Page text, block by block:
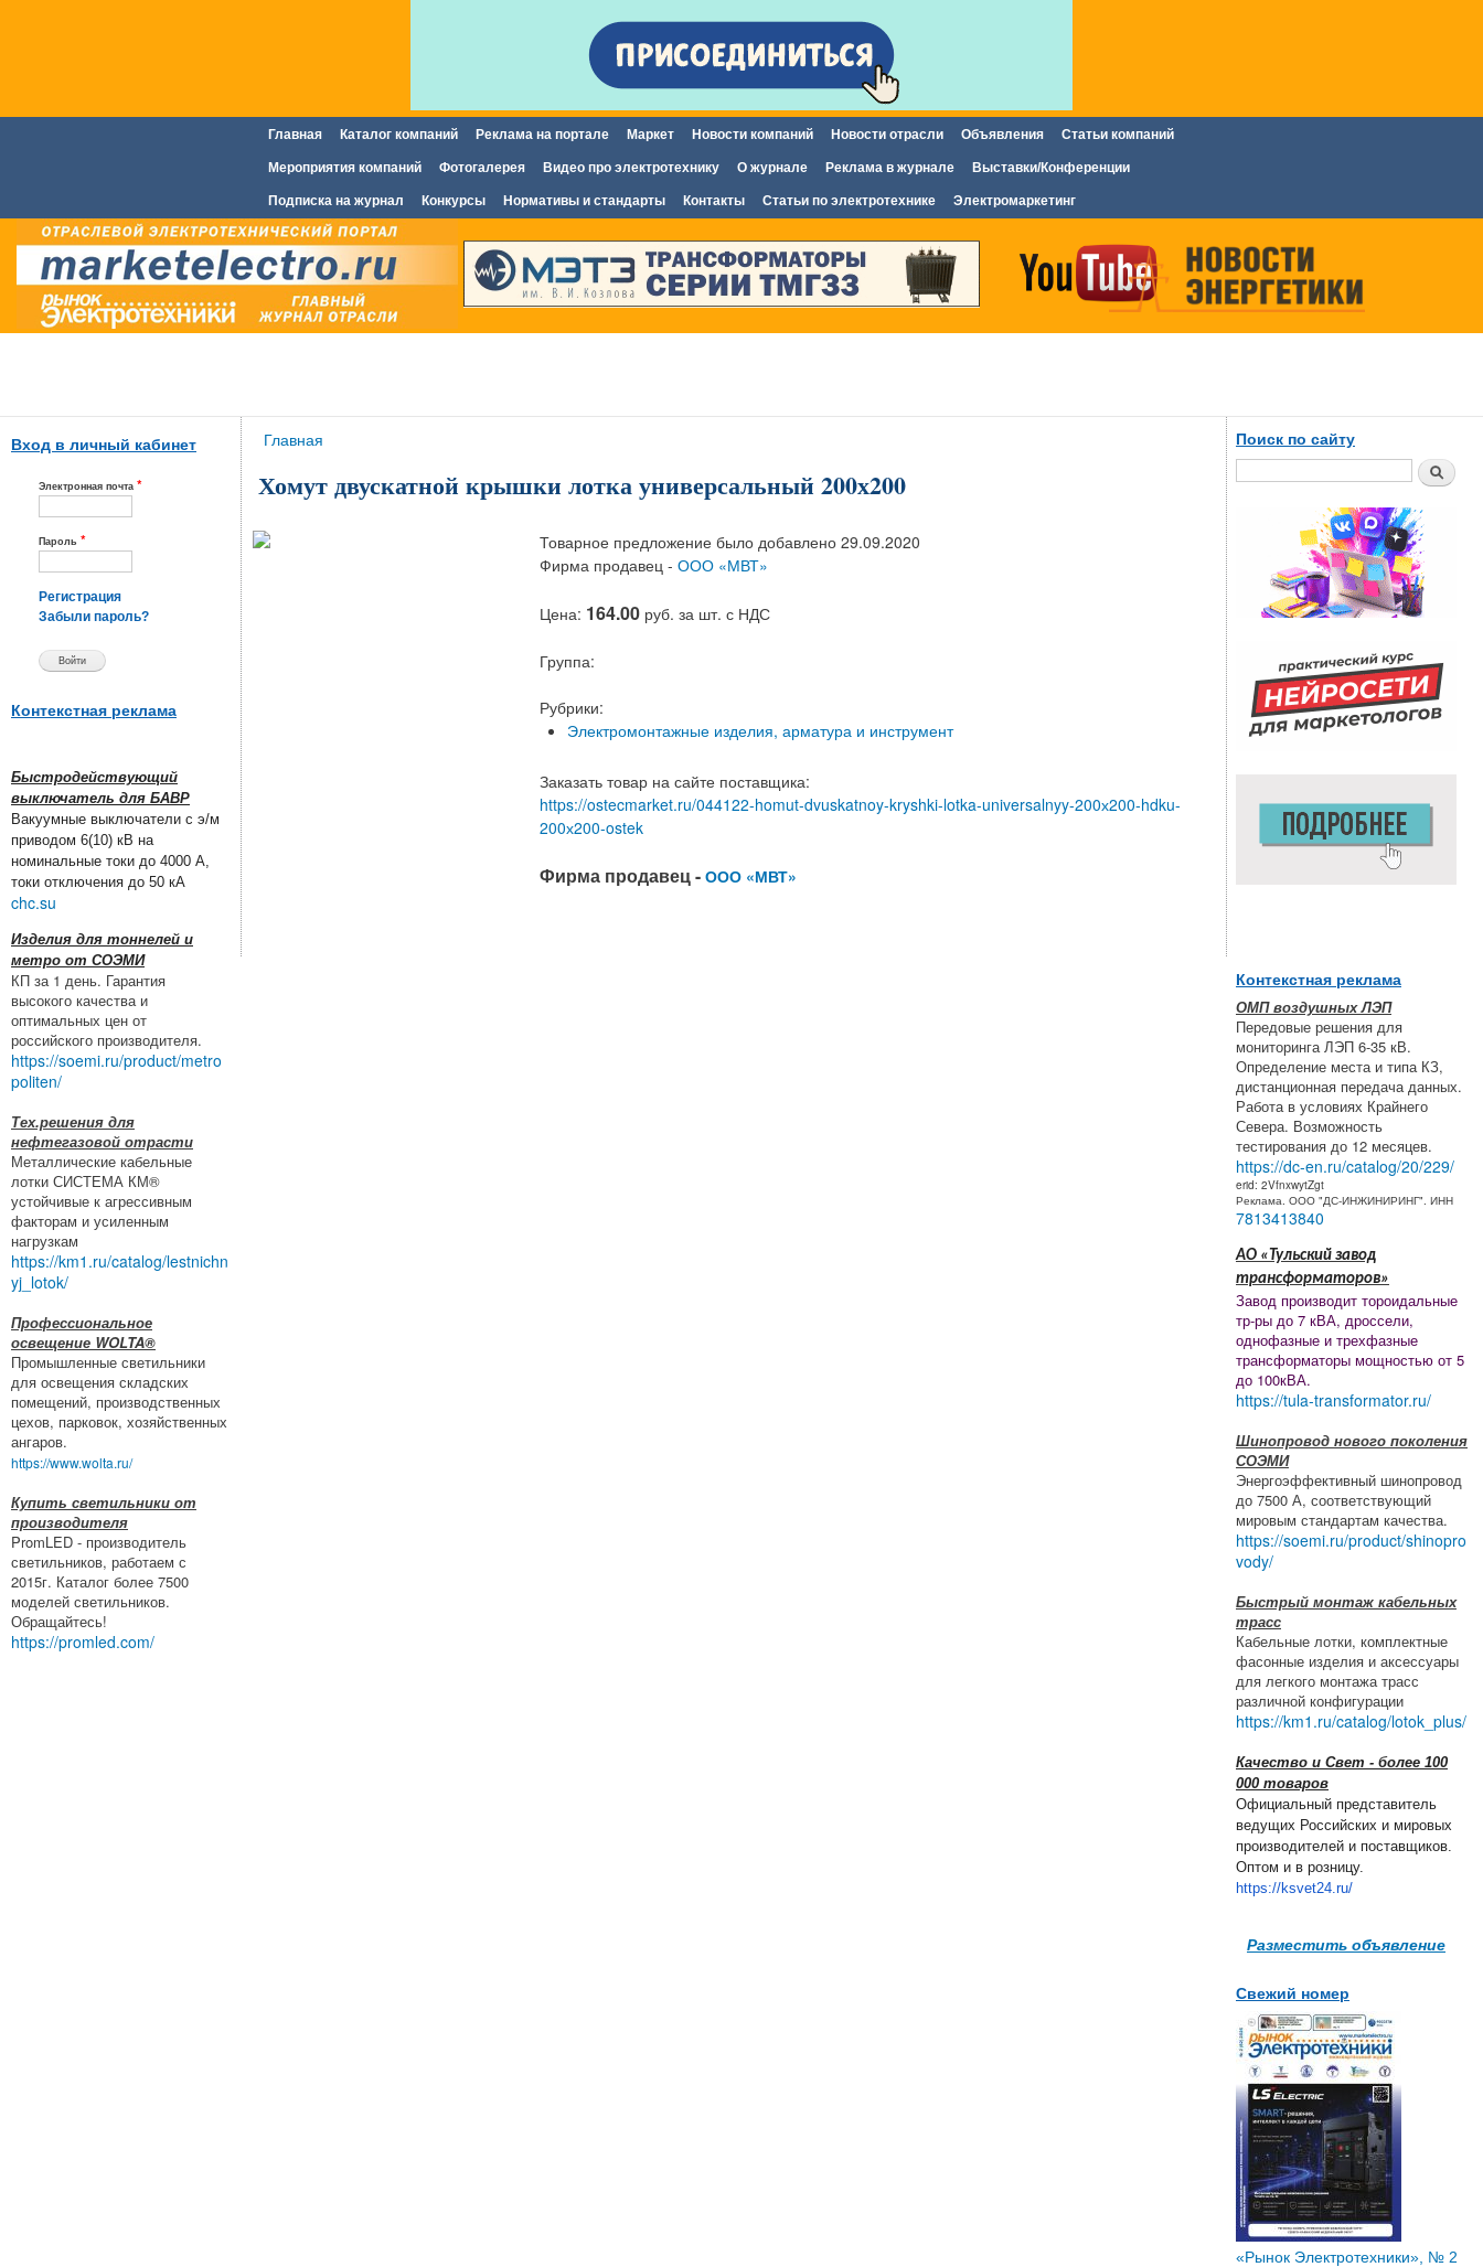
содержанию
Главное меню
Главная Каталог компаний Реклама на портале Маркет Новости компаний Новости отрасли Объявления Статьи компаний
Мероприятия компаний Фотогалерея Видео про электротехнику О журнале Реклама в журнале Выставки/Конференции
Подписка на журнал Конкурсы Нормативы и стандарты Контакты Статьи по электротехнике Электромаркетинг
Вход в личный кабинет
Электронная почта *
Пароль *
Регистрация
Забыли пароль?
Контекстная реклама
Быстродействующий
выключатель для БАВР
Вакуумные выключатели с э/м
приводом 6(10) кВ на
номинальные токи до 4000 А,
токи отключения до 50 кА
chc.su
Изделия для тоннелей и
метро от СОЭМИ
КП за 1 день. Гарантия
высокого качества и
оптимальных цен от
российского производителя.
https://soemi.ru/product/metro
politen/
Тех.решения для
нефтегазовой отрасти
Металлические кабельные
лотки СИСТЕМА КМ®
устойчивые к агрессивным
факторам и усиленным
нагрузкам
https://km1.ru/catalog/lestnichn
yj_lotok/
Профессиональное
освещение WOLTA®
Промышленные светильники
для освещения складских
помещений, производственных
цехов, парковок, хозяйственных
ангаров.
https://www.wolta.ru/
Купить светильники от
производителя
PromLED - производитель
светильников, работаем с
2015г. Каталог более 7500
моделей светильников.
Обращайтесь!
https://promled.com/
Вы здесь
Главная
Хомут двускатной крышки лотка универсальный 200х200
Товарное предложение было добавлено 29.09.2020
Фирма продавец - ООО «МВТ»
Цена: 164.00 руб. за шт. с НДС
Группа:
Рубрики:
Электромонтажные изделия, арматура и инструмент
Заказать товар на сайте поставщика:
https://ostecmarket.ru/044122-homut-dvuskatnoy-kryshki-lotka-universalnyy-200х200-hdku-
200х200-ostek
Фирма продавец - ООО «МВТ»
Поиск по сайту
Поиск
Контекстная реклама
ОМП воздушных ЛЭП
Передовые решения для
мониторинга ЛЭП 6-35 кВ.
Определение места и типа КЗ,
дистанционная передача данных.
Работа в условиях Крайнего
Севера. Возможность
тестирования до 12 месяцев.
https://dc-en.ru/catalog/20/229/
erid: 2VfnxwytZgt
Реклама. ООО "ДС-ИНЖИНИРИНГ". ИНН
7813413840
АО «Тульский завод
трансформаторов»
Завод производит тороидальные
тр-ры до 7 кВА, дроссели,
однофазные и трехфазные
трансформаторы мощностью от 5
до 100кВА.
https://tula-transformator.ru/
Шинопровод нового поколения
СОЭМИ
Энергоэффективный шинопровод
до 7500 А, соответствующий
мировым стандартам качества.
https://soemi.ru/product/shinopro
vody/
Быстрый монтаж кабельных
трасс
Кабельные лотки, комплектные
фасонные изделия и аксессуары
для легкого монтажа трасс
различной конфигурации
https://km1.ru/catalog/lotok_plus/
Качество и Свет - более 100
000 товаров
Официальный представитель
ведущих Российских и мировых
производителей и поставщиков.
Оптом и в розницу.
https://ksvet24.ru/
Разместить объявление
Свежий номер
«Рынок Электротехники», № 2